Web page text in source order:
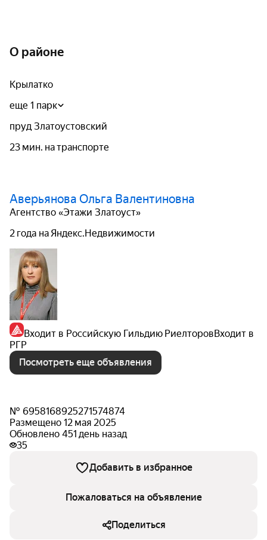
О районе
Крылатко
еще 1 парк
пруд Златоустовский
23 мин. на транспорте
Аверьянова Ольга Валентиновна
Агентство «Этажи Златоуст»
2 года на Яндекс.Недвижимости
Входит в Российскую Гильдию РиелторовВходит в
РГР
Посмотреть еще объявления
№ 6958168925271574874
Размещено 12 мая 2025
Обновлено 451 день назад
35
Добавить в избранное
Пожаловаться на объявление
Поделиться